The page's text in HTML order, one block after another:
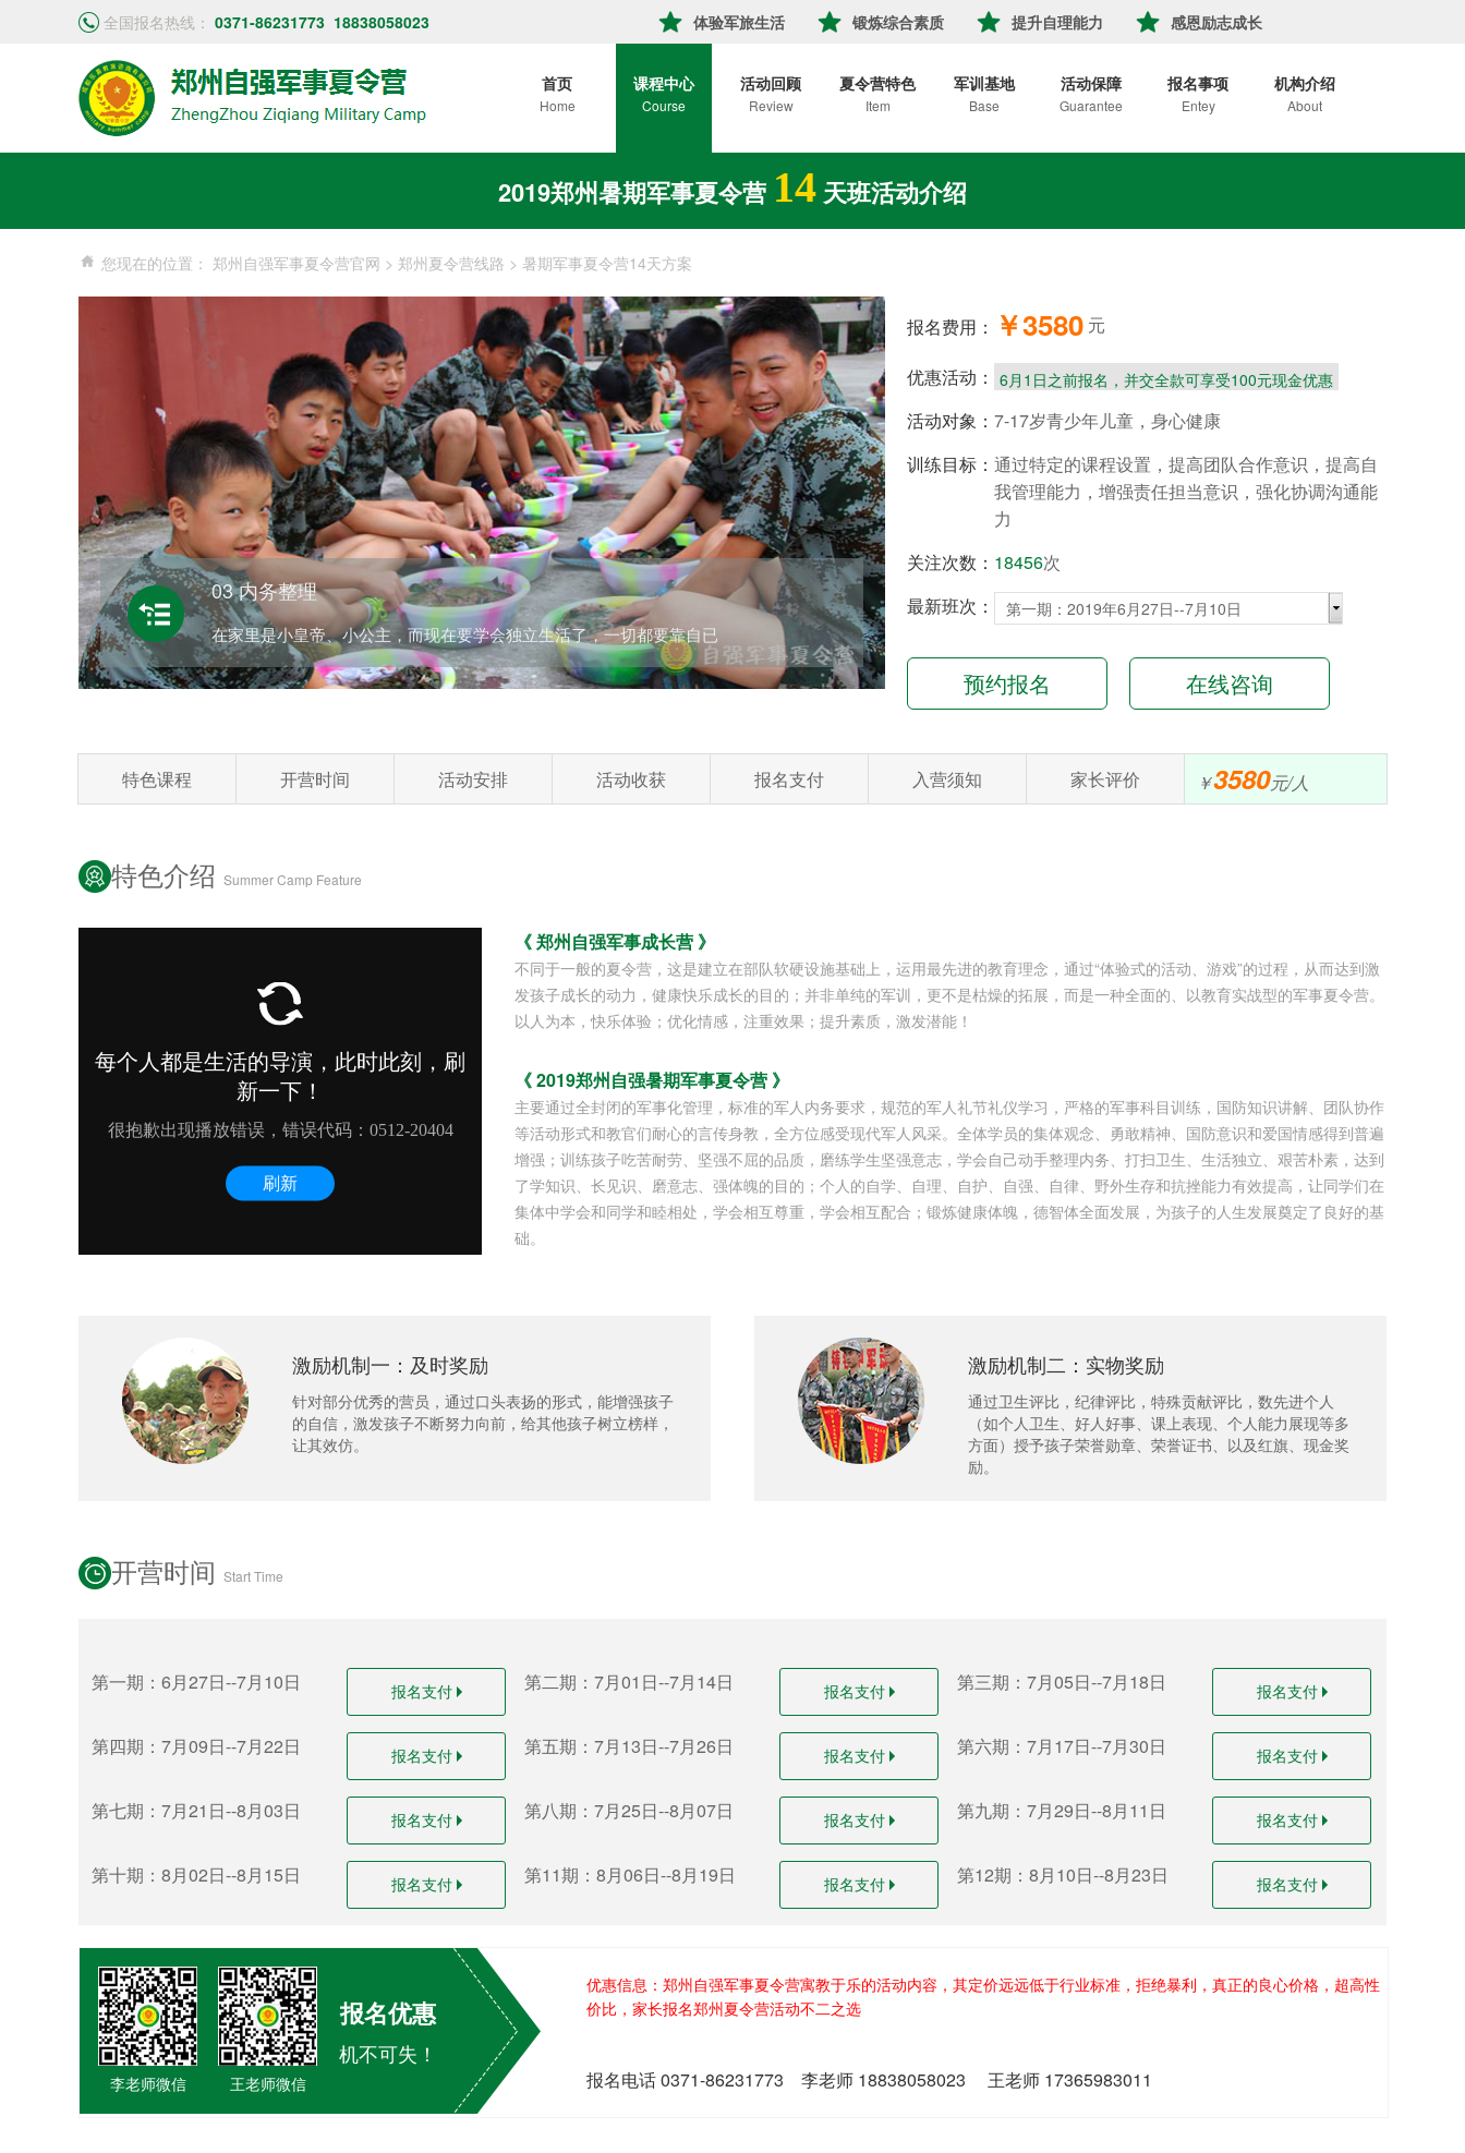
全国报名热线： 0371-86231773 18838058023 体验军旅生活 锻炼综合素质 提升自理能力 感恩励志成长
首页
Home
课程中心
Course
活动回顾
Review
夏令营特色
Item
军训基地
Base
活动保障
Guarantee
报名事项
Entey
机构介绍
About
2019郑州暑期军事夏令营 14 天班活动介绍
您现在的位置： 郑州自强军事夏令营官网 > 郑州夏令营线路 > 暑期军事夏令营14天方案
01 军体拳术学习
在郑州自强军事夏令营可要把骨子练硬朗啦！
报名费用： ￥3580 元
优惠活动： 6月1日之前报名，并交全款可享受100元现金优惠
活动对象： 7-17岁青少年儿童，身心健康
训练目标： 通过特定的课程设置，提高团队合作意识，提高自
我管理能力，增强责任担当意识，强化协调沟通能
力
关注次数： 18456次
最新班次：
预约报名 在线咨询
特色课程 开营时间 活动安排 活动收获 报名支付 入营须知 家长评价 ￥3580元/人
特色介绍 Summer Camp Feature
《 郑州自强军事成长营 》
不同于一般的夏令营，这是建立在部队软硬设施基础上，运用最先进的教育理念，通过“体验式的活动、游戏”的过程，从而达到激
发孩子成长的动力，健康快乐成长的目的；并非单纯的军训，更不是枯燥的拓展，而是一种全面的、以教育实战型的军事夏令营。
以人为本，快乐体验；优化情感，注重效果；提升素质，激发潜能！
《 2019郑州自强暑期军事夏令营 》
主要通过全封闭的军事化管理，标准的军人内务要求，规范的军人礼节礼仪学习，严格的军事科目训练，国防知识讲解、团队协作
等活动形式和教官们耐心的言传身教，全方位感受现代军人风采。全体学员的集体观念、勇敢精神、国防意识和爱国情感得到普遍
增强；训练孩子吃苦耐劳、坚强不屈的品质，磨练学生坚强意志，学会自己动手整理内务、打扫卫生、生活独立、艰苦朴素，达到
了学知识、长见识、磨意志、强体魄的目的；个人的自学、自理、自护、自强、自律、野外生存和抗挫能力有效提高，让同学们在
集体中学会和同学和睦相处，学会相互尊重，学会相互配合；锻炼健康体魄，德智体全面发展，为孩子的人生发展奠定了良好的基
础。
激励机制一：及时奖励
针对部分优秀的营员，通过口头表扬的形式，能增强孩子
的自信，激发孩子不断努力向前，给其他孩子树立榜样，
让其效仿。
激励机制二：实物奖励
通过卫生评比，纪律评比，特殊贡献评比，数先进个人
（如个人卫生、好人好事、课上表现、个人能力展现等多
方面）授予孩子荣誉勋章、荣誉证书、以及红旗、现金奖
励。
开营时间 Start Time
报名支付
第一期：6月27日--7月10日 报名支付
第二期：7月01日--7月14日 报名支付
第三期：7月05日--7月18日
报名支付
第四期：7月09日--7月22日 报名支付
第五期：7月13日--7月26日 报名支付
第六期：7月17日--7月30日
报名支付
第七期：7月21日--8月03日 报名支付
第八期：7月25日--8月07日 报名支付
第九期：7月29日--8月11日
报名支付
第十期：8月02日--8月15日 报名支付
第11期：8月06日--8月19日 报名支付
第12期：8月10日--8月23日
李老师微信 王老师微信
报名优惠
机不可失！
优惠信息：郑州自强军事夏令营寓教于乐的活动内容，其定价远远低于行业标准，拒绝暴利，真正的良心价格，超高性
价比，家长报名郑州夏令营活动不二之选
报名电话 0371-86231773 李老师 18838058023 王老师 17365983011